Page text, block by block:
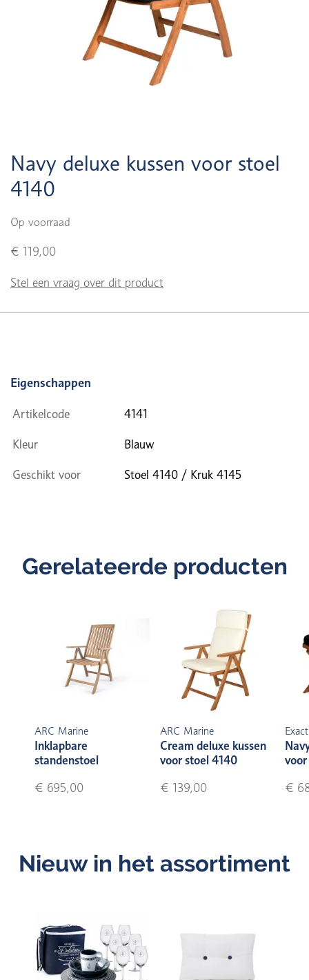
Navy deluxe kussen voor stoel
4140
Op voorraad
€ 119,00
Stel een vraag over dit product
Eigenschappen
Artikelcode 4141
Kleur Blauw
Geschikt voor Stoel 4140 / Kruk 4145
Gerelateerde producten
ARC Marine
Inklapbare
standenstoel
€ 695,00
ARC Marine
Cream deluxe kussen
voor stoel 4140
€ 139,00
€
Nieuw in het assortiment